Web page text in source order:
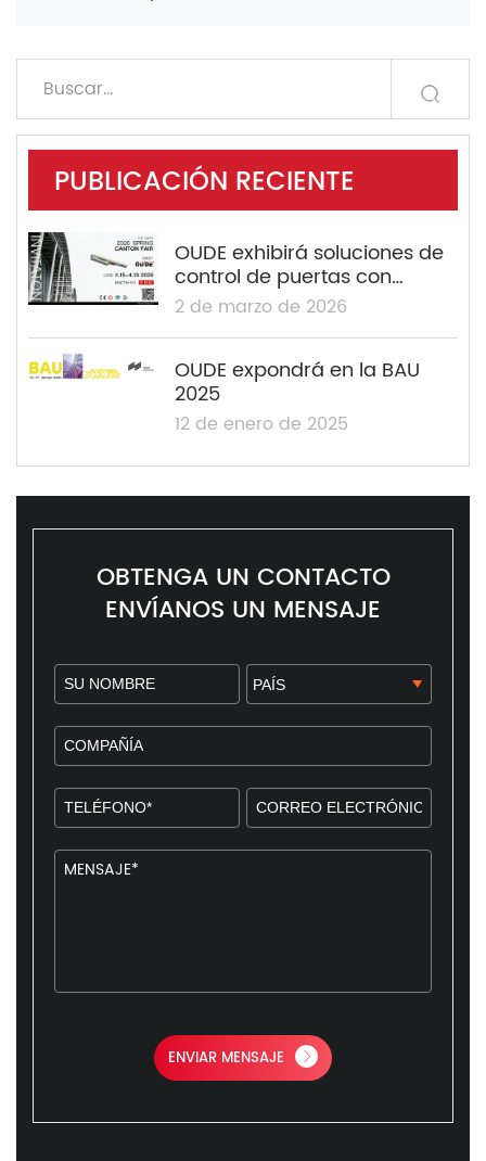
PUBLICACIÓN RECIENTE
OUDE exhibirá soluciones de
control de puertas con
certificación ANSI Grado 1 y
Cantón.
2 de marzo de 2026
OUDE expondrá en la BAU
2025
12 de enero de 2025
OBTENGA UN CONTACTO
ENVÍANOS UN MENSAJE
ENVIAR MENSAJE